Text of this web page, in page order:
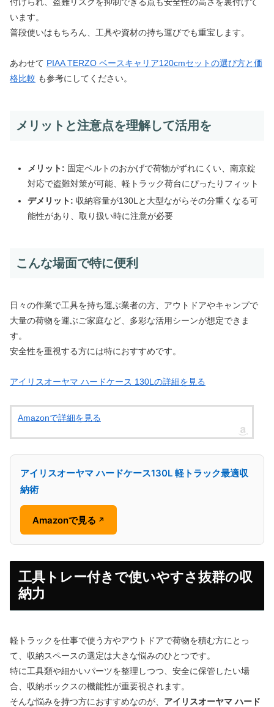
います。
普段使いはもちろん、工具や資材の持ち運びでも重宝します。
あわせて PIAA TERZO ベースキャリア120cmセットの選び方と価
格比較 も参考にしてください。
メリットと注意点を理解して活用を
メリット: 固定ベルトのおかげで荷物がずれにくい、南京錠
対応で盗難対策が可能、軽トラック荷台にぴったりフィット
デメリット: 収納容量が130Lと大型ながらその分重くなる可
能性があり、取り扱い時に注意が必要
こんな場面で特に便利
日々の作業で工具を持ち運ぶ業者の方、アウトドアやキャンプで
大量の荷物を運ぶご家庭など、多彩な活用シーンが想定できま
す。
安全性を重視する方には特におすすめです。
アイリスオーヤマ ハードケース 130Lの詳細を見る
Amazonで詳細を見る
アイリスオーヤマ ハードケース130L 軽トラック最適収
納術
Amazonで見る ↗
工具トレー付きで使いやすさ抜群の収
納力
軽トラックを仕事で使う方やアウトドアで荷物を積む方にとっ
て、収納スペースの選定は大きな悩みのひとつです。
特に工具類や細かいパーツを整理しつつ、安全に保管したい場
合、収納ボックスの機能性が重要視されます。
そんな悩みを持つ方におすすめなのが、 アイリスオーヤマ ハード